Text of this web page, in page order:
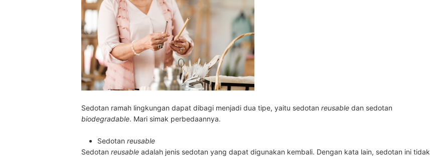
Sedotan ramah lingkungan dapat dibagi menjadi dua tipe, yaitu sedotan reusable dan sedotan
biodegradable. Mari simak perbedaannya.
Sedotan reusable
Sedotan reusable adalah jenis sedotan yang dapat digunakan kembali. Dengan kata lain, sedotan ini tidak